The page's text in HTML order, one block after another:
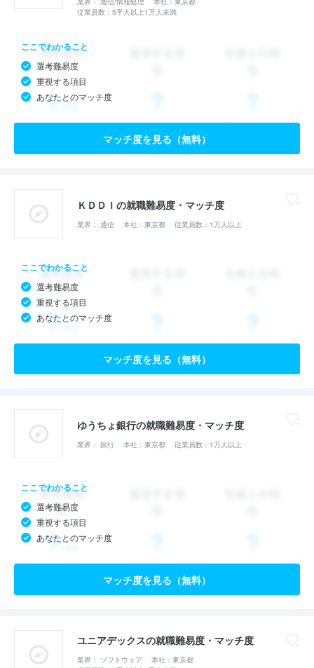
従業員数：5千人以上1万人未満
ここでわかること
選考難易度
重視する項目
あなたとのマッチ度
マッチ度を見る（無料）
ＫＤＤＩの就職難易度・マッチ度
業界： 通信 本社：東京都 従業員数：1万人以上
ここでわかること
選考難易度
重視する項目
あなたとのマッチ度
マッチ度を見る（無料）
ゆうちょ銀行の就職難易度・マッチ度
業界： 銀行 本社：東京都 従業員数：1万人以上
ここでわかること
選考難易度
重視する項目
あなたとのマッチ度
マッチ度を見る（無料）
ユニアデックスの就職難易度・マッチ度
業界： ソフトウェア
本社：東京都